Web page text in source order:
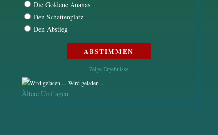
Die Goldene Ananas
Den Schattenplatz
Den Abstieg
Zeige Ergebnisse
Wird geladen ...
Ältere Umfragen